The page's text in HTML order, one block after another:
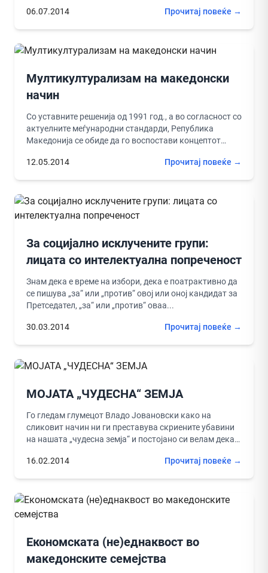
06.07.2014 Прочитај повеќе →
Мултикултурализам на македонски
начин
Со уставните решенија од 1991 год., а во согласност со
актуелните меѓународни стандарди, Република
Македонија се обиде да го воспостави концептот
12.05.2014
Прочитај повеќе →
За социјално исклучените групи:
лицата со интелектуална попреченост
Знам дека е време на избори, дека е поатрактивно да
се пишува „за“ или „против“ овој или оној кандидат за
Претседател, „за“ или „против“ оваа...
30.03.2014 Прочитај повеќе →
МОЈАТА „ЧУДЕСНА“ ЗЕМЈА
Го гледам глумецот Владо Јовановски како на
сликовит начин ни ги преставува скриените убавини
на нашата „чудесна земја“ и постојано си велам дека
16.02.2014
Прочитај повеќе →
Економската (не)еднаквост во
македонските семејства